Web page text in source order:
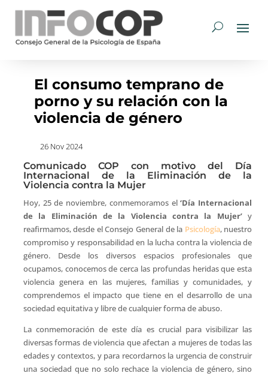
El consumo temprano de
porno y su relación con la
violencia de género
26 Nov 2024
Comunicado COP con motivo del Día
Internacional de la Eliminación de la
Violencia contra la Mujer
Hoy, 25 de noviembre, conmemoramos el‘Día Internacional
de la Eliminación de la Violencia contra la Mujer’y
reafirmamos, desde el Consejo General de la Psicología, nuestro
compromiso y responsabilidad en la lucha contra la violencia de
género. Desde los diversos espacios profesionales que
ocupamos, conocemos de cerca las profundas heridas que esta
violencia genera en las mujeres, familias y comunidades, y
comprendemos el impacto que tiene en el desarrollo de una
sociedad equitativa y libre de cualquier forma de abuso.
La conmemoración de este día es crucial para visibilizar las
diversas formas de violencia que afectan a mujeres de todas las
edades y contextos, y para recordarnos la urgencia de construir
una sociedad que no solo rechace la violencia de género, sino